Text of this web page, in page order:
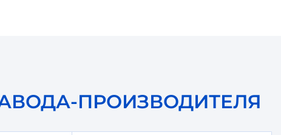
ПРОИЗВОДИТЕЛЯ